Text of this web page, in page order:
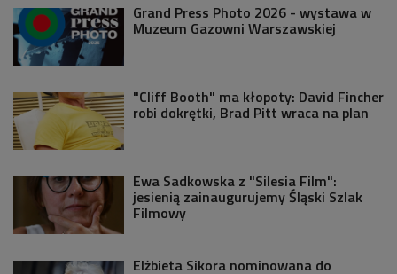
Grand Press Photo 2026 - wystawa w
Muzeum Gazowni Warszawskiej
"Cliff Booth" ma kłopoty: David Fincher
robi dokrętki, Brad Pitt wraca na plan
Ewa Sadkowska z "Silesia Film":
jesienią zainaugurujemy Śląski Szlak
Filmowy
Elżbieta Sikora nominowana do